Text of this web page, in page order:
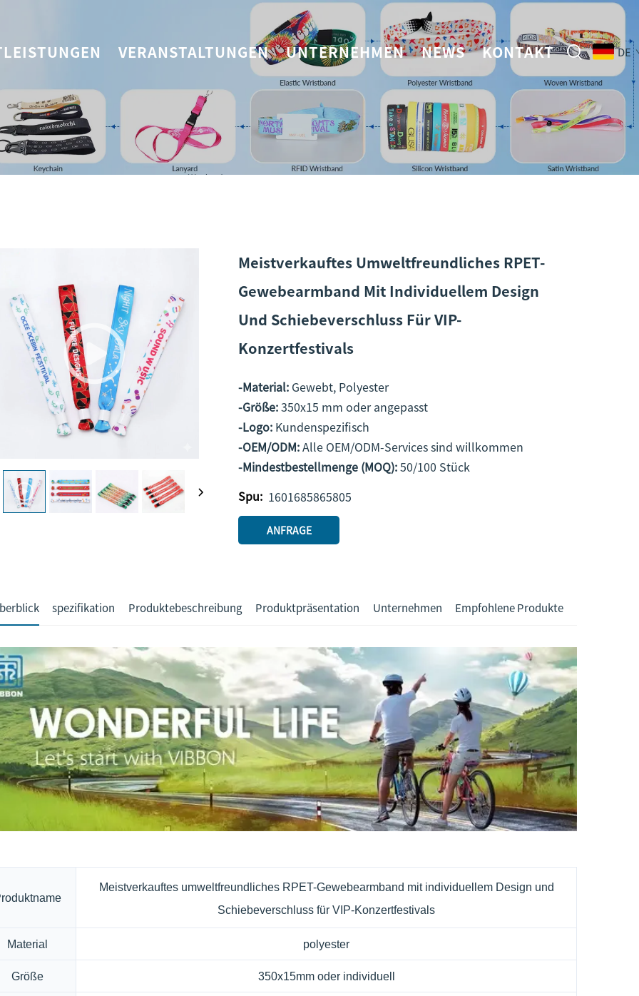
VERANSTALTUNGEN UNTERNEHMEN NEWS KONTAKT DE
Meistverkauftes Umweltfreundliches RPET-
Gewebearmband Mit Individuellem Design
Und Schiebeverschluss Für VIP-
Konzertfestivals
-Material: Gewebt, Polyester
-Größe:350x15 mm oder angepasst
-Logo: Kundenspezifisch
-OEM/ODM:Alle OEM/ODM-Services sind willkommen
-Mindestbestellmenge (MOQ):50/100 Stück
Spu: 1601685865805
ANFRAGE
spezifikation Produktebeschreibung Produktpräsentation Unternehmen Empfohlene Produkte
Meistverkauftes umweltfreundliches RPET-Gewebearmband mit individuellem Design und
Schiebeverschluss für VIP-Konzertfestivals
Material polyester
Größe 350x15mm oder individuell